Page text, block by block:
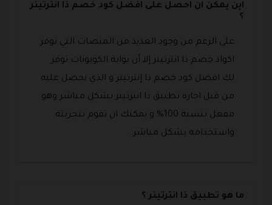
اين يمكن ان احصل على افضل كود خصم ذا انترتينر
؟
على الرغم من وجود العديد من المنصات التي توفر
اكواد خصم ذا انترتينر إلا أن بوابة الكوبونات توفر
لك افضل كود خصم ذا إنترتينر و الذي نحصل عليه
من قبل اجارة تطبيق ذا انترتينر بشكل مباشر وهو
مفعل بنسبة 100% و يمكنك ان تقوم بتجربته
واستخدامه بشكل مباشر .
ما هو تطبيق ذا انترتينر ؟